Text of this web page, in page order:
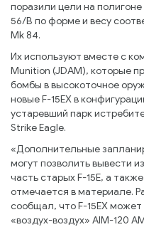
поразили цели на
56/B по форме и весу
Mk 84.
Их используют вместе с
Munition (JDAM), которые
бомбы в высокоточное
новые F-15EX в
устаревший парк
Strike Eagle.
«Дополнительные
могут позволить вывести
часть старых F-15E, а
отмечается в материале.
сообщал, что F-15EX может
«воздух-воздух» AIM-120